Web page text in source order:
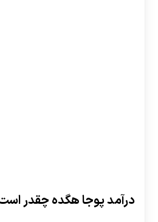
درآمد پوجا هگده چقدر